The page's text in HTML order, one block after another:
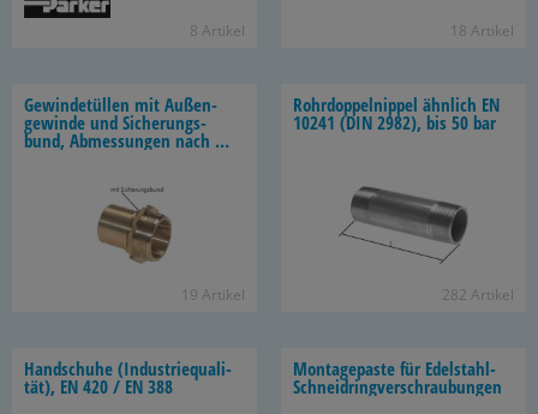
8 Ar­ti­kel 18 Ar­ti­kel
Ge­win­de­tül­len mit Au­ßen­
ge­win­de und Si­che­rungs­
bund, Ab­mes­sun­gen nach EN
19 Ar­ti­kel
Rohr­dop­pel­nip­pel ähn­lich EN
10241 (DIN 2982), bis 50 bar
282 Ar­ti­kel
Hand­schu­he (In­dus­trie­qua­li­
tät), EN 420 / EN 388
Mon­ta­ge­pas­te für Edelstahl-​
Schneidringverschraubungen